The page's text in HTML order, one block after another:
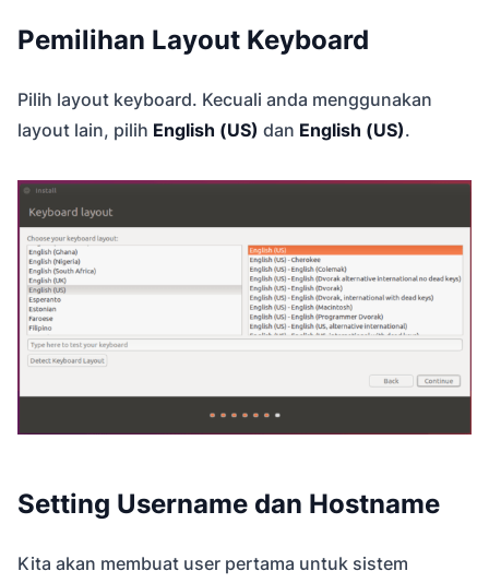
Pemilihan Layout Keyboard
Pilih layout keyboard. Kecuali anda menggunakan
layout lain, pilih English (US) dan English (US).
Setting Username dan Hostname
Kita akan membuat user pertama untuk sistem